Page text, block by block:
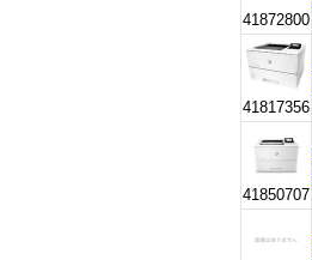
41872800
41817356
41850707